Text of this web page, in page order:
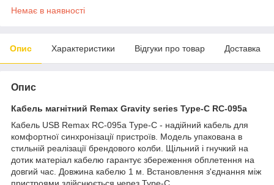
Немає в наявності
Опис Характеристики Відгуки про товар Доставка
Опис
Кабель магнітний Remax Gravity series Type-C RC-095a
Кабель USB Remax RC-095a Type-C - надійний кабель для
комфортної синхронізації пристроїв. Модель упакована в
стильній реалізації брендового колби. Щільний і гнучкий на
дотик матеріал кабелю гарантує збереження обплетення на
довгий час. Довжина кабелю 1 м. Встановлення з'єднання між
пристроями здійснюється через Type-C.